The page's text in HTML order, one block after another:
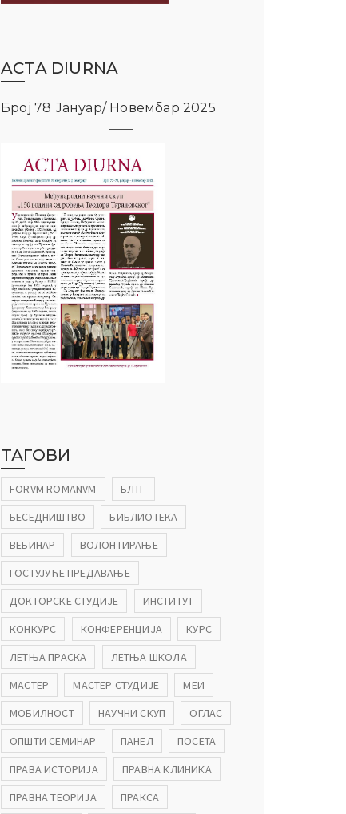
ACTA DIURNA
Број 78 Јануар/ Новембар 2025
ТАГОВИ
FORVM ROMANVM
БЛТГ
БЕСЕДНИШТВО
БИБЛИОТЕКА
ВЕБИНАР
ВОЛОНТИРАЊЕ
ГОСТУЈУЋЕ ПРЕДАВАЊЕ
ДОКТОРСКЕ СТУДИЈЕ
ИНСТИТУТ
КОНКУРС
КОНФЕРЕНЦИЈА
КУРС
ЛЕТЊА ПРАСКА
ЛЕТЊА ШКОЛА
МАСТЕР
МАСТЕР СТУДИЈЕ
МЕИ
МОБИЛНОСТ
НАУЧНИ СКУП
ОГЛАС
ОПШТИ СЕМИНАР
ПАНЕЛ
ПОСЕТА
ПРАВА ИСТОРИЈА
ПРАВНА КЛИНИКА
ПРАВНА ТЕОРИЈА
ПРАКСА